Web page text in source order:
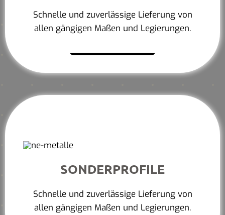
Schnelle und zuverlässige Lieferung von
allen gängigen Maßen und Legierungen.
SONDERPROFILE
Schnelle und zuverlässige Lieferung von
allen gängigen Maßen und Legierungen.